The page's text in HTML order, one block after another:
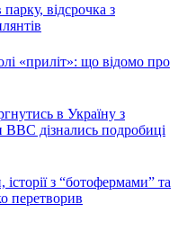
відсрочка з
«приліт»: що відомо про
в Україну з
дізнались подробиці
з “ботофермами” та
перетворив